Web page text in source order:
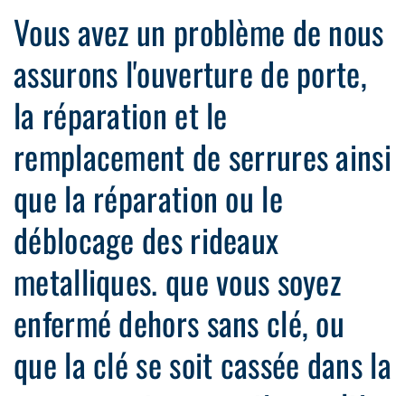
Vous avez un problème de nous
assurons l'ouverture de porte,
la réparation et le
remplacement de serrures ainsi
que la réparation ou le
déblocage des rideaux
metalliques. que vous soyez
enfermé dehors sans clé, ou
que la clé se soit cassée dans la